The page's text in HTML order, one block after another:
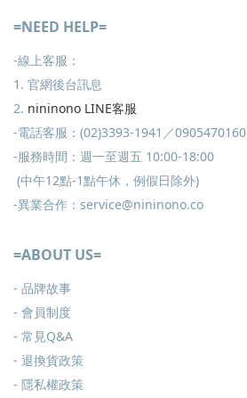
=NEED HELP=
-線上客服：
1. 官網後台訊息
2. nininono LINE客服
-電話客服：(02)3393-1941／0905470160
-服務時間：週一至週五 10:00-18:00
(中午12點-1點午休，例假日除外)
-異業合作：service@nininono.co
=ABOUT US=
- 品牌故事
- 會員制度
- 常見Q&A
- 退換貨政策
- 隱私權政策